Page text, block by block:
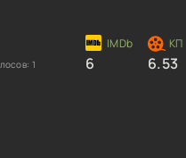
1 6 6.53